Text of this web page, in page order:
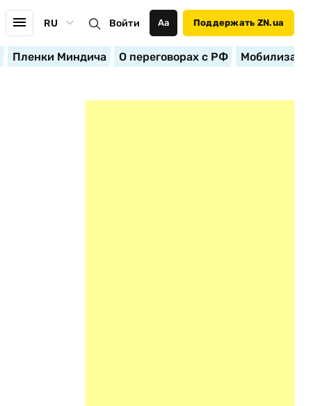
RU Войти Аа Поддержать ZN.ua
Пленки Миндича О переговорах с РФ